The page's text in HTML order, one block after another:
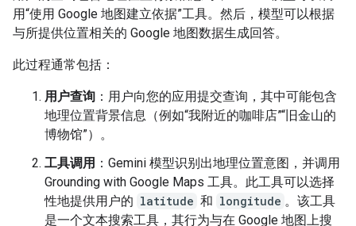
用“使用 Google 地图建立依据”工具。然后，模型可以根据
与所提供位置相关的 Google 地图数据生成回答。
此过程通常包括：
用户查询 ：用户向您的应用提交查询，其中可能包含
地理位置背景信息（例如“我附近的咖啡店”“旧金山的
博物馆”）。
工具调用 ：Gemini 模型识别出地理位置意图，并调用
Grounding with Google Maps 工具。此工具可以选择
性地提供用户的 latitude 和 longitude 。该工具
是一个文本搜索工具，其行为与在 Google 地图上搜